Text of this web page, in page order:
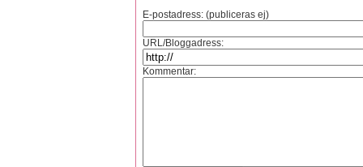
E-postadress: (publiceras ej)
URL/Bloggadress:
Kommentar: